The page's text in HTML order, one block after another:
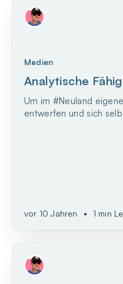
Medien
Analytische
Um im #Neuland
entwerfen und sich
vor 10 Jahren • 1 min